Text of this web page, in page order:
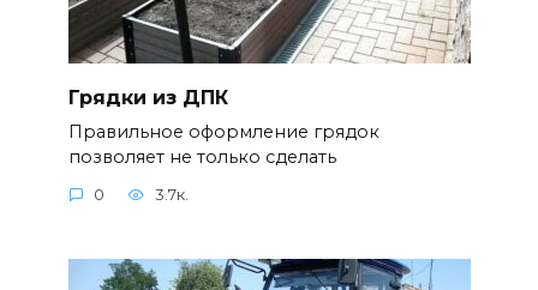
Грядки из ДПК
Правильное оформление грядок
позволяет не только сделать
0 3.7к.